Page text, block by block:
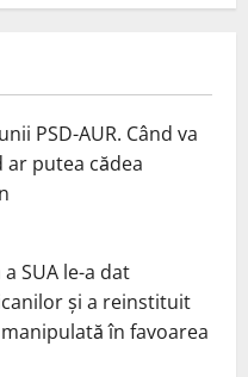
PSD-AUR. Când va
ar putea cădea
SUA le-a dat
și a reinstituit
în favoarea